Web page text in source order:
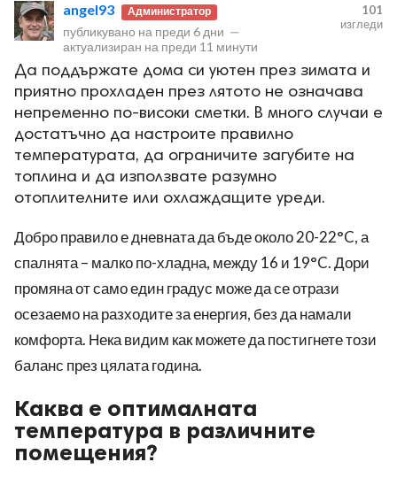
angel93 Администратор
публикувано на преди 6 дни —
актуализиран на преди 11 минути
101
изгледи
Да поддържате дома си уютен през зимата и
приятно прохладен през лятото не означава
непременно по-високи сметки. В много случаи е
достатъчно да настроите правилно
температурата, да ограничите загубите на
топлина и да използвате разумно
отоплителните или охлаждащите уреди.
Добро правило е дневната да бъде около 20-22°C, а
спалнята – малко по-хладна, между 16 и 19°C. Дори
промяна от само един градус може да се отрази
осезаемо на разходите за енергия, без да намали
комфорта. Нека видим как можете да постигнете този
баланс през цялата година.
Каква е оптималната
температура в различните
помещения?